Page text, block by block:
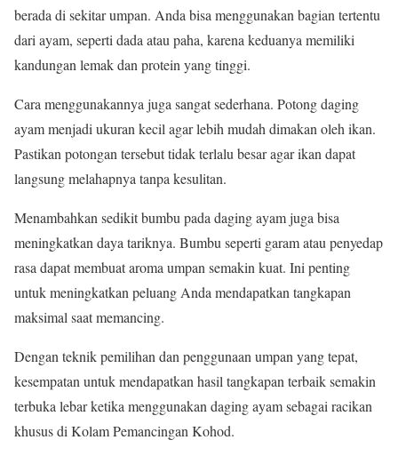
berada di sekitar umpan. Anda bisa menggunakan bagian tertentu
dari ayam, seperti dada atau paha, karena keduanya memiliki
kandungan lemak dan protein yang tinggi.
Cara menggunakannya juga sangat sederhana. Potong daging
ayam menjadi ukuran kecil agar lebih mudah dimakan oleh ikan.
Pastikan potongan tersebut tidak terlalu besar agar ikan dapat
langsung melahapnya tanpa kesulitan.
Menambahkan sedikit bumbu pada daging ayam juga bisa
meningkatkan daya tariknya. Bumbu seperti garam atau penyedap
rasa dapat membuat aroma umpan semakin kuat. Ini penting
untuk meningkatkan peluang Anda mendapatkan tangkapan
maksimal saat memancing.
Dengan teknik pemilihan dan penggunaan umpan yang tepat,
kesempatan untuk mendapatkan hasil tangkapan terbaik semakin
terbuka lebar ketika menggunakan daging ayam sebagai racikan
khusus di Kolam Pemancingan Kohod.